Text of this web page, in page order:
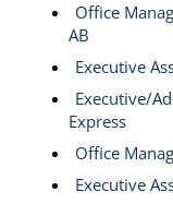
Office
AB
Executive
Executive/
Express
Office
Executive